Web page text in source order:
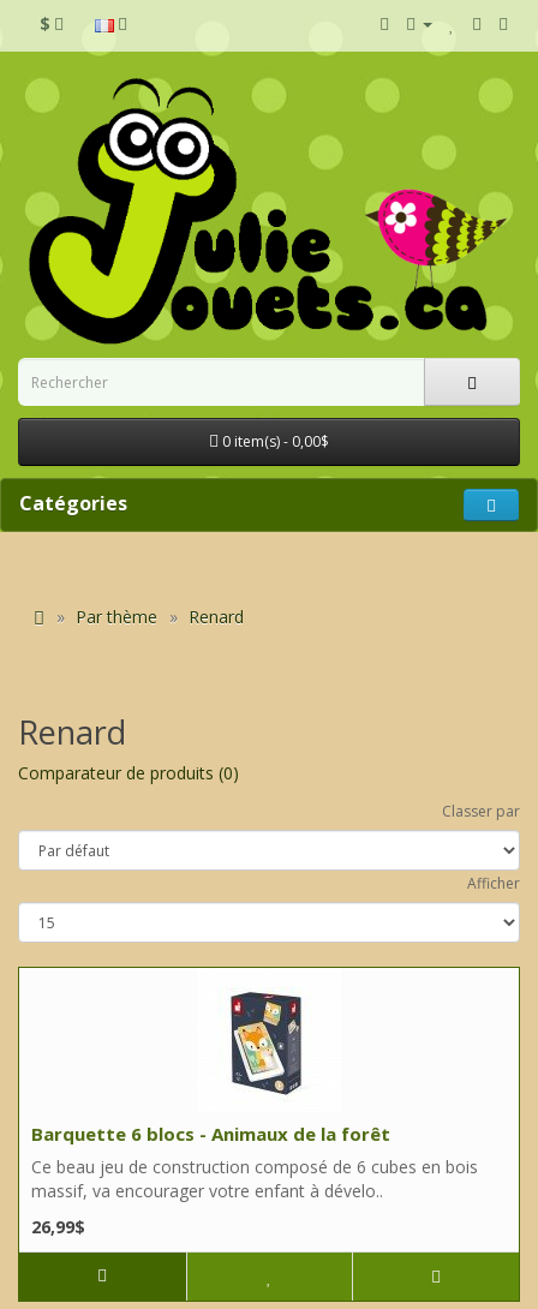
$
0 item(s) - 0,00$
Catégories
Par thème Renard
Renard
Comparateur de produits (0)
Classer par
Afficher
Barquette 6 blocs - Animaux de la forêt
Ce beau jeu de construction composé de 6 cubes en bois
massif, va encourager votre enfant à dévelo..
26,99$